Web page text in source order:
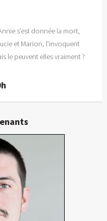
s’est donnée la mort,
et Marion, l’invoquent
le peuvent elles vraiment ?